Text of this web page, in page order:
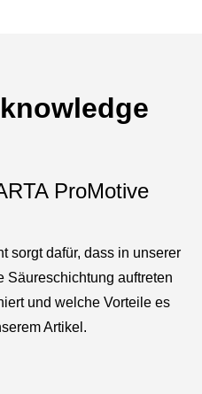
ProMotive
sorgt dafür, dass in unserer
Säureschichtung auftreten
und welche Vorteile es
Artikel.